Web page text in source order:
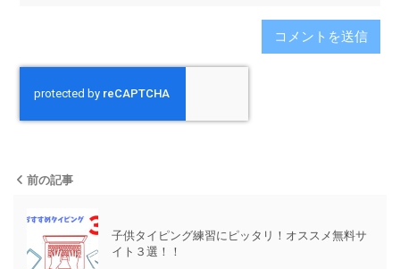
前の記事
子供タイピング練習にピッタリ！オススメ無料サ
イト３選！！